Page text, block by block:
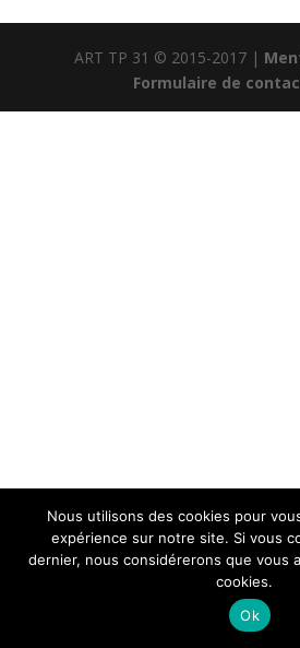
ART TP 31 © 2015-2017 |
Formulaire de
Nous utilisons des cookies pour
expérience sur notre site. Si vous
dernier, nous considérerons que vous
cookies.
Ok